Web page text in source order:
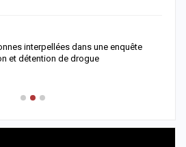
interpellées dans une enquête
et détention de drogue